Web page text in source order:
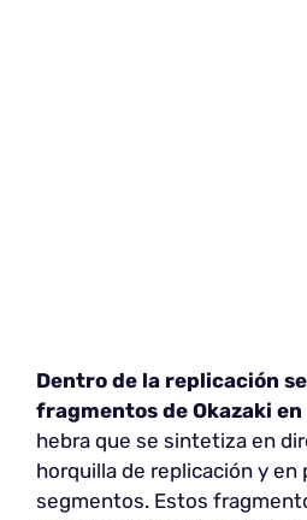
Dentro de la replicación
fragmentos de Okazaki
hebra que se sintetiza en
horquilla de replicación y en
segmentos. Estos